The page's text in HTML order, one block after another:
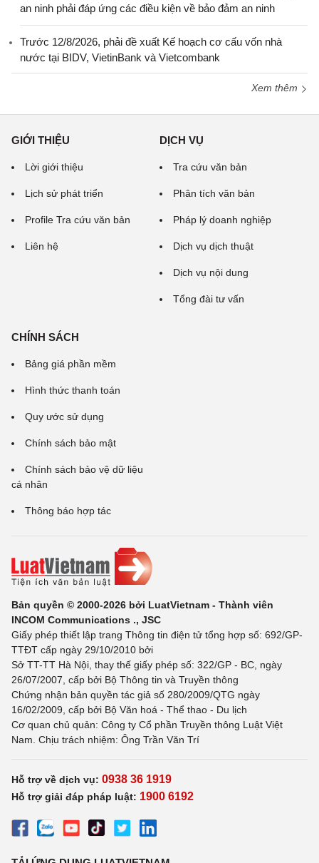
an ninh phải đáp ứng các điều kiện về bảo đảm an ninh
Trước 12/8/2026, phải đề xuất Kế hoạch cơ cấu vốn nhà
nước tại BIDV, VietinBank và Vietcombank
Xem thêm
GIỚI THIỆU
Lời giới thiệu
Lịch sử phát triển
Profile Tra cứu văn bản
Liên hệ
DỊCH VỤ
Tra cứu văn bản
Phân tích văn bản
Pháp lý doanh nghiệp
Dịch vụ dịch thuật
Dịch vụ nội dung
Tổng đài tư vấn
CHÍNH SÁCH
Bảng giá phần mềm
Hình thức thanh toán
Quy ước sử dụng
Chính sách bảo mật
Chính sách bảo vệ dữ liệu
cá nhân
Thông báo hợp tác
Bản quyền © 2000-2026 bởi LuatVietnam - Thành viên
INCOM Communications ., JSC
Giấy phép thiết lập trang Thông tin điện tử tổng hợp số: 692/GP-
TTĐT cấp ngày 29/10/2010 bởi
Sở TT-TT Hà Nội, thay thế giấy phép số: 322/GP - BC, ngày
26/07/2007, cấp bởi Bộ Thông tin và Truyền thông
Chứng nhận bản quyền tác giả số 280/2009/QTG ngày
16/02/2009, cấp bởi Bộ Văn hoá - Thể thao - Du lịch
Cơ quan chủ quản: Công ty Cổ phần Truyền thông Luật Việt
Nam. Chịu trách nhiệm: Ông Trần Văn Trí
Hỗ trợ về dịch vụ: 0938 36 1919
Hỗ trợ giải đáp pháp luật: 1900 6192